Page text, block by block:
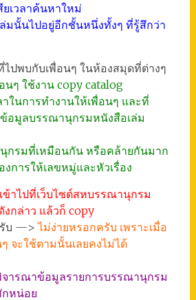
ยเวลาค้นหาใหม่
มนั้นไปอยู่อีกชั้นหนึ่งทั้งๆ ที่รู้สึกว่า
ไปพบกับเพื่อนๆ ในห้องสมุดที่ต่างๆ
นๆ ใช้งาน copy catalog
าในการทำงานให้เพื่อนๆ และที่
อมูลบรรณานุกรมหนังสือเล่ม
กรมที่เหมือนกัน หรือคล้ายกันมาก
งการให้เลขหมู่และหัวเรื่อง
เข้าไปที่เว็บไซต์สหบรรณานุกรม
กล่าว แล้วก็ copy
รับ —> ไม่ง่ายหรอกครับ เพราะเมื่อ
จะใช้ตามนั้นเลยคงไม่ได้
จารณาข้อมูลรายการบรรณานุกรม
กหน่อย